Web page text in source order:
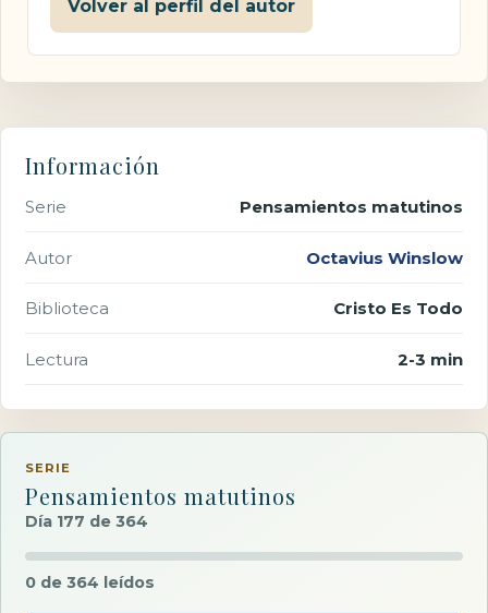
Volver al perfil del autor
Información
Serie Pensamientos matutinos
Autor Octavius Winslow
Biblioteca Cristo Es Todo
Lectura 2-3 min
SERIE
Pensamientos matutinos
Día 177 de 364
0 de 364 leídos